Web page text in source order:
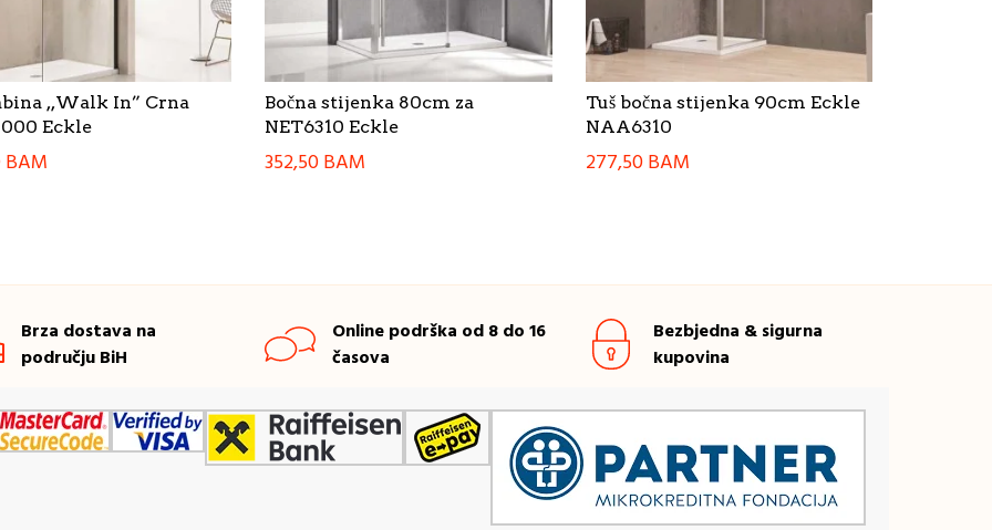
,,Walk In” Crna
Eckle
BAM
Bočna stijenka 80cm za
NET6310 Eckle
352,50BAM
Tuš bočna stijenka 90cm Eckle
NAA6310
277,50BAM
Brza dostava na
području BiH
Online podrška od 8 do 16
časova
Bezbjedna & sigurna
kupovina